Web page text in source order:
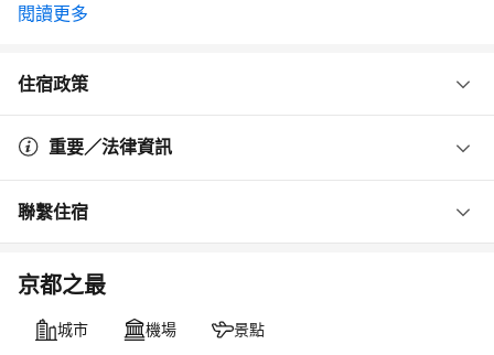
閱讀更多
住宿政策
重要／法律資訊
聯繫住宿
京都之最
城市 機場 景點